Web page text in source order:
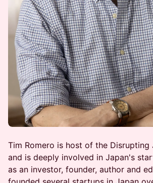
Tim Romero is host of the Disrupting
and is deeply involved in Japan's
as an investor, founder, author and